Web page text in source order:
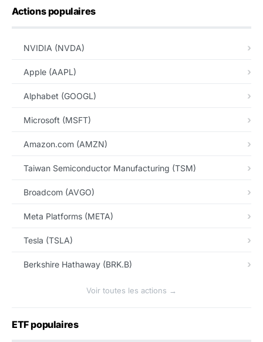
Actions populaires
NVIDIA (NVDA)
Apple (AAPL)
Alphabet (GOOGL)
Microsoft (MSFT)
Amazon.com (AMZN)
Taiwan Semiconductor Manufacturing (TSM)
Broadcom (AVGO)
Meta Platforms (META)
Tesla (TSLA)
Berkshire Hathaway (BRK.B)
Voir toutes les actions →
ETF populaires